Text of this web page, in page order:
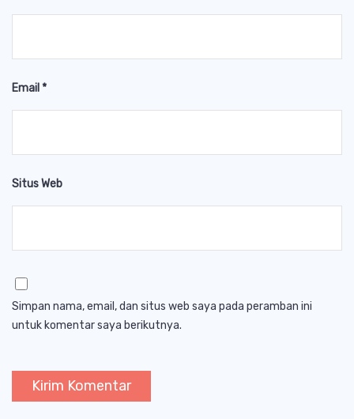
Email *
Situs Web
Simpan nama, email, dan situs web saya pada peramban ini
untuk komentar saya berikutnya.